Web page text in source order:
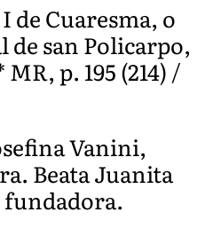
de Cuaresma, o
san Policarpo,
p. 195 (214) /
Vanini,
Beata Juanita